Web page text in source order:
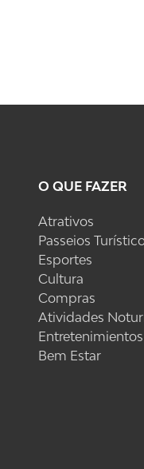
O QUE FAZER
Atrativos
Passeios
Esportes
Cultura
Compras
Atividades
Entretenimientos
Bem Estar